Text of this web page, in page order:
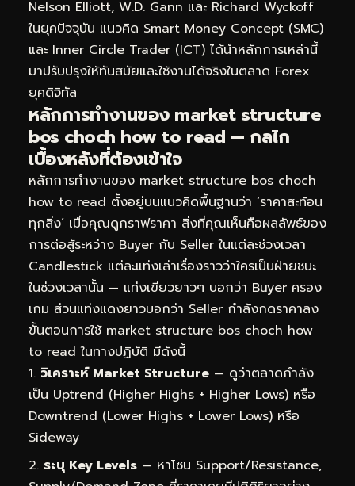
Nelson Elliott, W.D. Gann และ Richard Wyckoff
ในยุคปัจจุบัน แนวคิด Smart Money Concept (SMC)
และ Inner Circle Trader (ICT) ได้นำหลักการเหล่านี้
มาปรับปรุงให้ทันสมัยและใช้งานได้จริงในตลาด Forex
ยุคดิจิทัล
หลักการทำงานของ market structure
bos choch how to read — กลไก
เบื้องหลังที่ต้องเข้าใจ
หลักการทำงานของ market structure bos choch
how to read ตั้งอยู่บนแนวคิดพื้นฐานว่า ‘ราคาสะท้อน
ทุกสิ่ง’ เมื่อคุณดูกราฟราคา สิ่งที่คุณเห็นคือผลลัพธ์ของ
การต่อสู้ระหว่าง Buyer กับ Seller ในแต่ละช่วงเวลา
Candlestick แต่ละแท่งเล่าเรื่องราวว่าใครเป็นฝ่ายชนะ
ในช่วงเวลานั้น — แท่งเขียวยาวๆ บอกว่า Buyer ครอง
เกม ส่วนแท่งแดงยาวบอกว่า Seller กำลังกดราคาลง
ขั้นตอนการใช้ market structure bos choch how
to read ในทางปฏิบัติ มีดังนี้
วิเคราะห์ Market Structure — ดูว่าตลาดกำลัง
เป็น Uptrend (Higher Highs + Higher Lows) หรือ
Downtrend (Lower Highs + Lower Lows) หรือ
Sideway
ระบุ Key Levels — หาโซน Support/Resistance,